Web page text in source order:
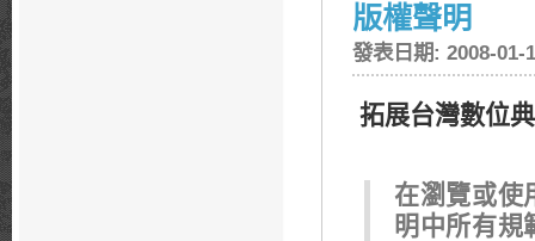
版權聲明
發表日期: 2008-01-
拓展台灣數位
在瀏覽或使
明中所有規